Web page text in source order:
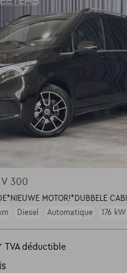
300
MOTOR!*DUBBELE
Diesel Automatique 176
TVA déductible